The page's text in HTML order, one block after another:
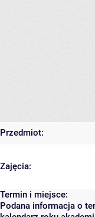
Przedmiot:
Zajęcia:
Termin i miejsce:
Podana informacja o